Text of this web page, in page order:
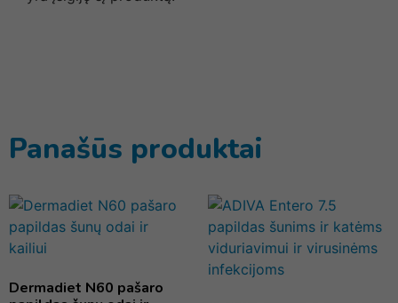
Panašūs produktai
Dermadiet N60 pašaro